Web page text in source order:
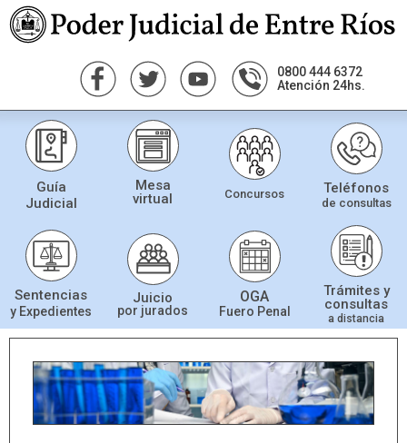
0800 444 6372
Atención 24hs.
Guía
Judicial
Mesa
virtual
Concursos Teléfonos
de consultas
Sentencias
y Expedientes
Juicio
por jurados
OGA
Fuero Penal
Trámites y
consultas
a distancia